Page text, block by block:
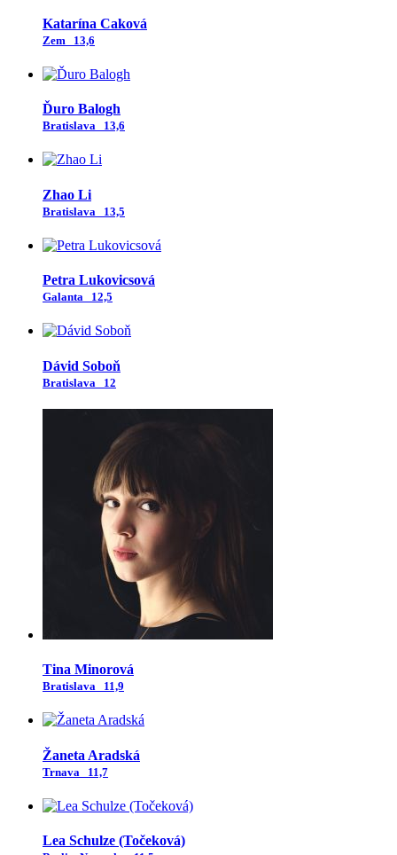
Katarína Caková
Zem 13,6
Ďuro Balogh
Bratislava 13,6
Zhao Li
Bratislava 13,5
Petra Lukovicsová
Galanta 12,5
Dávid Soboň
Bratislava 12
Tina Minorová
Bratislava 11,9
Žaneta Aradská
Trnava 11,7
Lea Schulze (Točeková)